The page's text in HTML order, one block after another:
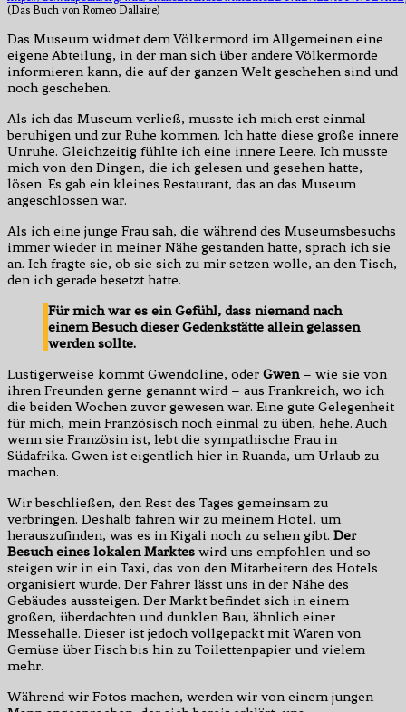
(Das Buch von Romeo Dallaire)
Das Museum widmet dem Völkermord im Allgemeinen eine
eigene Abteilung, in der man sich über andere Völkermorde
informieren kann, die auf der ganzen Welt geschehen sind und
noch geschehen.
Als ich das Museum verließ, musste ich mich erst einmal
beruhigen und zur Ruhe kommen. Ich hatte diese große innere
Unruhe. Gleichzeitig fühlte ich eine innere Leere. Ich musste
mich von den Dingen, die ich gelesen und gesehen hatte,
lösen. Es gab ein kleines Restaurant, das an das Museum
angeschlossen war.
Als ich eine junge Frau sah, die während des Museumsbesuchs
immer wieder in meiner Nähe gestanden hatte, sprach ich sie
an. Ich fragte sie, ob sie sich zu mir setzen wolle, an den Tisch,
den ich gerade besetzt hatte.
Für mich war es ein Gefühl, dass niemand nach
einem Besuch dieser Gedenkstätte allein gelassen
werden sollte.
Lustigerweise kommt Gwendoline, oder Gwen – wie sie von
ihren Freunden gerne genannt wird – aus Frankreich, wo ich
die beiden Wochen zuvor gewesen war. Eine gute Gelegenheit
für mich, mein Französisch noch einmal zu üben, hehe. Auch
wenn sie Französin ist, lebt die sympathische Frau in
Südafrika. Gwen ist eigentlich hier in Ruanda, um Urlaub zu
machen.
Wir beschließen, den Rest des Tages gemeinsam zu
verbringen. Deshalb fahren wir zu meinem Hotel, um
herauszufinden, was es in Kigali noch zu sehen gibt. Der
Besuch eines lokalen Marktes wird uns empfohlen und so
steigen wir in ein Taxi, das von den Mitarbeitern des Hotels
organisiert wurde. Der Fahrer lässt uns in der Nähe des
Gebäudes aussteigen. Der Markt befindet sich in einem
großen, überdachten und dunklen Bau, ähnlich einer
Messehalle. Dieser ist jedoch vollgepackt mit Waren von
Gemüse über Fisch bis hin zu Toilettenpapier und vielem
mehr.
Während wir Fotos machen, werden wir von einem jungen